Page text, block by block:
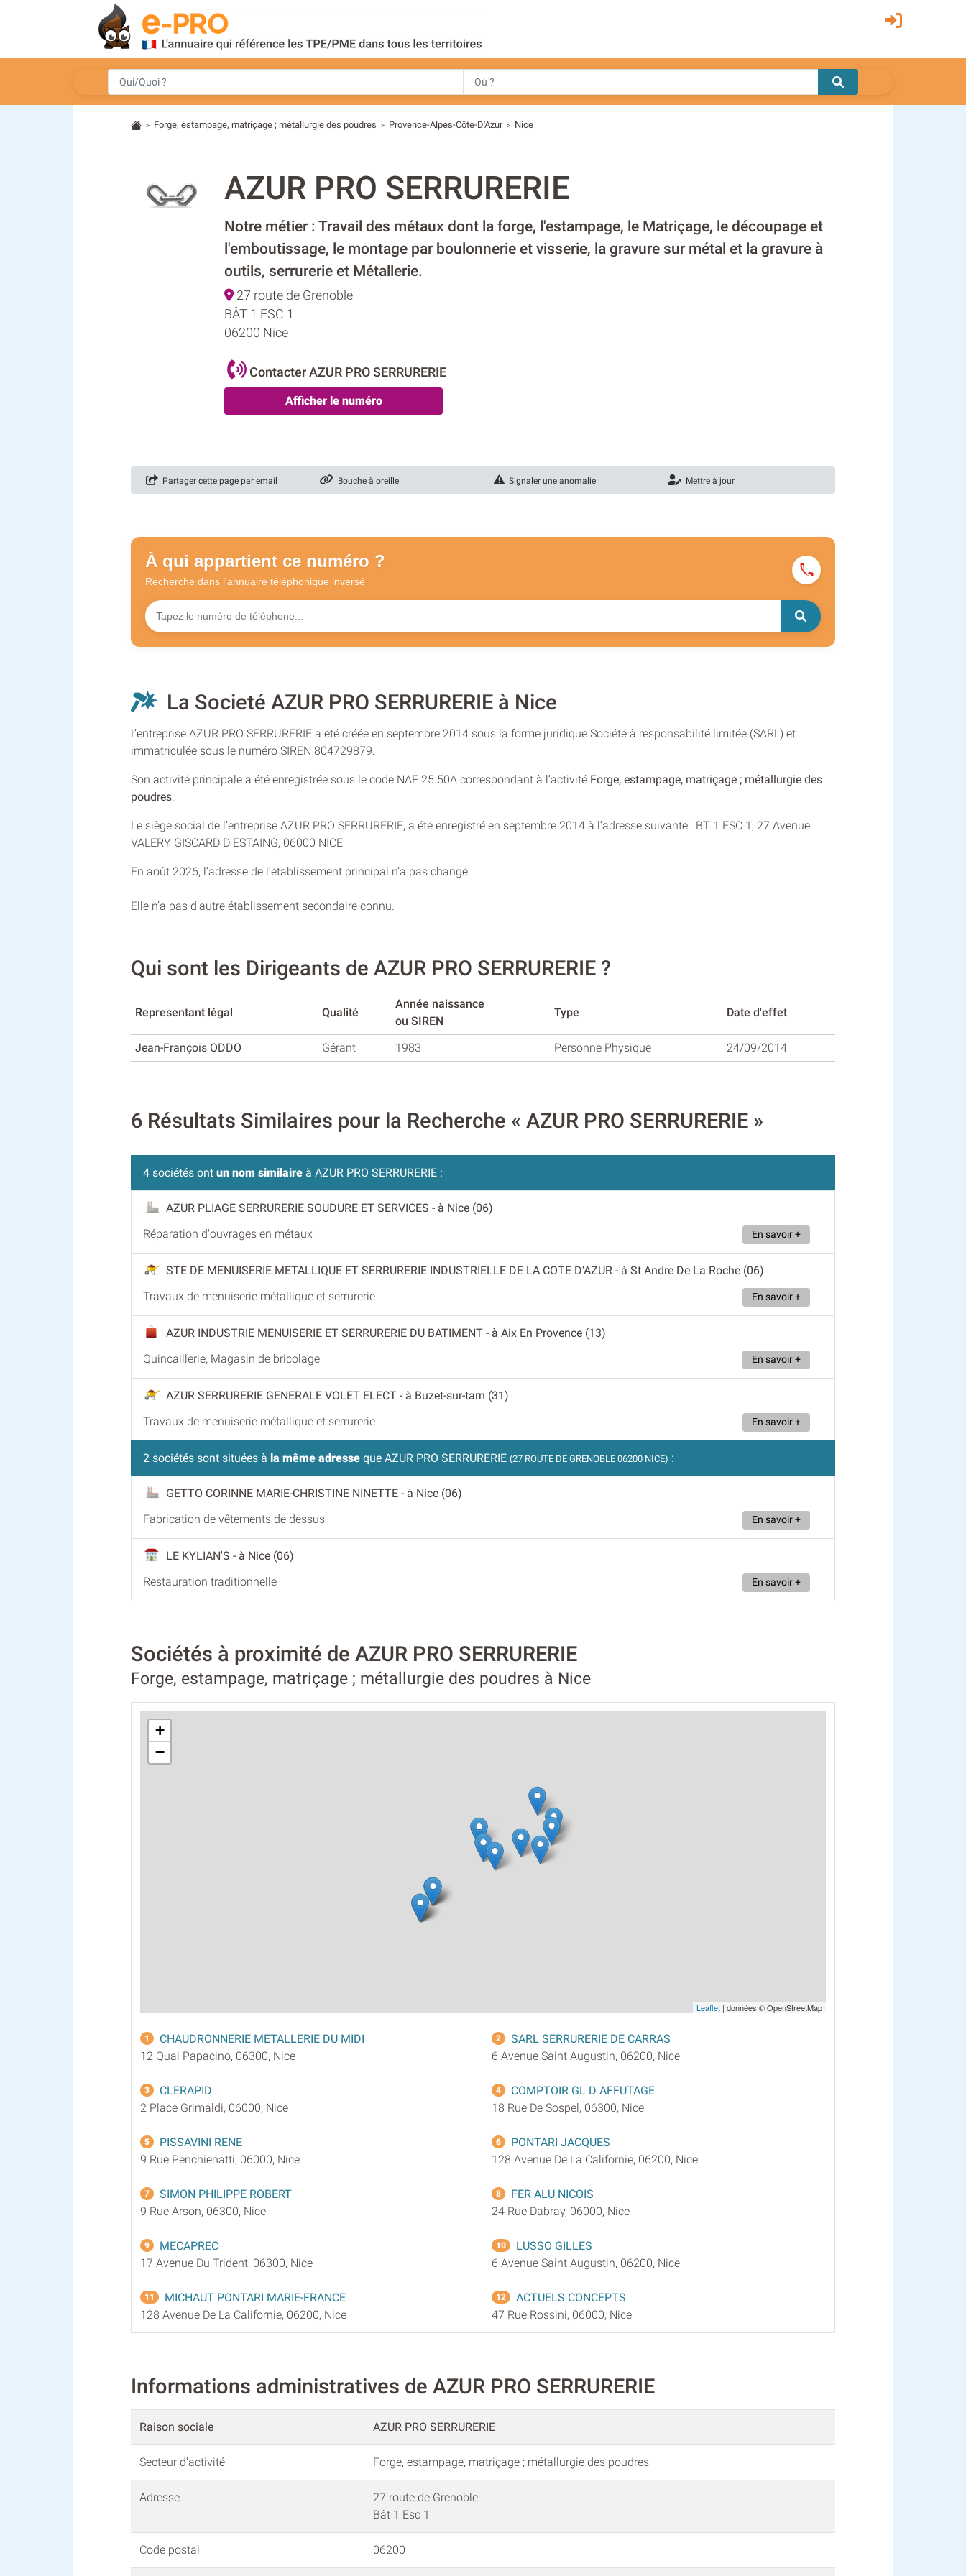
> Forge, estampage, matriçage ; métallurgie des poudres > Provence-Alpes-Côte-D'Azur > Nice
AZUR PRO SERRURERIE
Notre métier : Travail des métaux dont la forge, l'estampage, le Matriçage, le découpage et
l'emboutissage, le montage par boulonnerie et visserie, la gravure sur métal et la gravure à
outils, serrurerie et Métallerie.
27 route de Grenoble
BÂT 1 ESC 1
06200 Nice
Contacter AZUR PRO SERRURERIE
Afficher le numéro
Partager cette page par email Bouche à oreille Signaler une anomalie Mettre à jour
À qui appartient ce numéro ?
Recherche dans l'annuaire téléphonique inversé
La Societé AZUR PRO SERRURERIE à Nice
L’entreprise AZUR PRO SERRURERIE a été créée en septembre 2014 sous la forme juridique Société à responsabilité limitée (SARL) et
immatriculée sous le numéro SIREN 804729879.
Son activité principale a été enregistrée sous le code NAF 25.50A correspondant à l’activité Forge, estampage, matriçage ; métallurgie des
poudres.
Le siège social de l’entreprise AZUR PRO SERRURERIE, a été enregistré en septembre 2014 à l’adresse suivante : BT 1 ESC 1, 27 Avenue
VALERY GISCARD D ESTAING, 06000 NICE
En août 2026, l’adresse de l’établissement principal n’a pas changé.
Elle n’a pas d’autre établissement secondaire connu.
Qui sont les Dirigeants de AZUR PRO SERRURERIE ?
Representant légal Qualité
Année naissance
ou SIREN
Type Date d'effet
Jean-François ODDO Gérant 1983 Personne Physique 24/09/2014
6 Résultats Similaires pour la Recherche « AZUR PRO SERRURERIE »
4 sociétés ont un nom similaire à AZUR PRO SERRURERIE :
AZUR PLIAGE SERRURERIE SOUDURE ET SERVICES - à Nice (06)
Réparation d'ouvrages en métaux
En savoir +
STE DE MENUISERIE METALLIQUE ET SERRURERIE INDUSTRIELLE DE LA COTE D'AZUR - à St Andre De La Roche (06)
Travaux de menuiserie métallique et serrurerie
En savoir +
AZUR INDUSTRIE MENUISERIE ET SERRURERIE DU BATIMENT - à Aix En Provence (13)
Quincaillerie, Magasin de bricolage
En savoir +
AZUR SERRURERIE GENERALE VOLET ELECT - à Buzet-sur-tarn (31)
Travaux de menuiserie métallique et serrurerie
En savoir +
2 sociétés sont situées à la même adresse que AZUR PRO SERRURERIE (27 ROUTE DE GRENOBLE 06200 NICE) :
GETTO CORINNE MARIE-CHRISTINE NINETTE - à Nice (06)
Fabrication de vêtements de dessus
En savoir +
LE KYLIAN'S - à Nice (06)
Restauration traditionnelle
En savoir +
Sociétés à proximité de AZUR PRO SERRURERIE
Forge, estampage, matriçage ; métallurgie des poudres à Nice
+
−
Leaflet | données © OpenStreetMap
1
CHAUDRONNERIE METALLERIE DU MIDI
12 Quai Papacino, 06300, Nice
2
SARL SERRURERIE DE CARRAS
6 Avenue Saint Augustin, 06200, Nice
3
CLERAPID
2 Place Grimaldi, 06000, Nice
4
COMPTOIR GL D AFFUTAGE
18 Rue De Sospel, 06300, Nice
5
PISSAVINI RENE
9 Rue Penchienatti, 06000, Nice
6
PONTARI JACQUES
128 Avenue De La Californie, 06200, Nice
7
SIMON PHILIPPE ROBERT
9 Rue Arson, 06300, Nice
8
FER ALU NICOIS
24 Rue Dabray, 06000, Nice
9
MECAPREC
17 Avenue Du Trident, 06300, Nice
10
LUSSO GILLES
6 Avenue Saint Augustin, 06200, Nice
11
MICHAUT PONTARI MARIE-FRANCE
128 Avenue De La Californie, 06200, Nice
12
ACTUELS CONCEPTS
47 Rue Rossini, 06000, Nice
Informations administratives de AZUR PRO SERRURERIE
Raison sociale AZUR PRO SERRURERIE
Secteur d'activité Forge, estampage, matriçage ; métallurgie des poudres
Adresse
27 route de Grenoble
Bât 1 Esc 1
Code postal 06200